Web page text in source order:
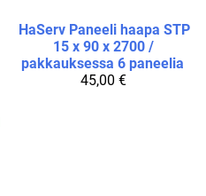
HaServ Paneeli haapa STP
15 x 90 x 2700 /
pakkauksessa 6 paneelia
45,00 €